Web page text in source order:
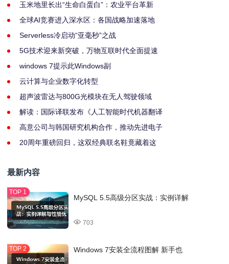
玉米地里长出“生命白蛋白”：农业平台革新
全球AI竞赛进入深水区：各国战略加速落地
Serverless冷启动“亚毫秒”之战
5G技术迎来新突破，万物互联时代全面提速
windows 7提示此Windows副
云计算与企业数字化转型
超声波雷达与800G光模块在无人驾驶领域
解读：国际译联发布《人工智能时代机器翻译
高意公司与韩国研究机构合作，推动先进电子
20周年重磅回归，这双经典联名鞋竟藏着这
最新内容
MySQL 5.5高级分区实战：实例详解
703
Windows 7安装全流程图解 新手也